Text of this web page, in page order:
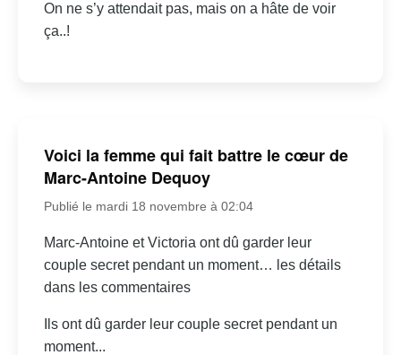
On ne s’y attendait pas, mais on a hâte de voir
ça..!
Voici la femme qui fait battre le cœur de
Marc-Antoine Dequoy
Publié le mardi 18 novembre à 02:04
Marc-Antoine et Victoria ont dû garder leur
couple secret pendant un moment… les détails
dans les commentaires
Ils ont dû garder leur couple secret pendant un
moment...